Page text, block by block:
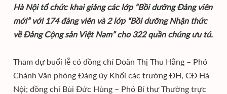
Hà Nội tổ chức khai giảng các lớp “Bồi dưỡng Đảng viên
mới” với 174 đảng viên và 2 lớp “Bồi dưỡng Nhận thức
về Đảng Cộng sản Việt Nam” cho 322 quần chúng ưu tú.
Tham dự buổi lễ có đồng chí Doãn Thị Thu Hằng – Phó
Chánh Văn phòng Đảng ủy Khối các trường ĐH, CĐ Hà
Nội; đồng chí Bùi Đức Hùng – Phó Bí thư Thường trực